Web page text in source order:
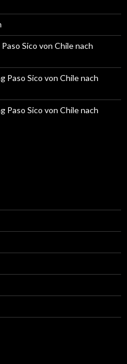
Sico von Chile nach
Paso Sico von Chile nach
Paso Sico von Chile nach